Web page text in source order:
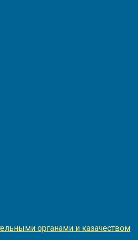
органами и казачеством